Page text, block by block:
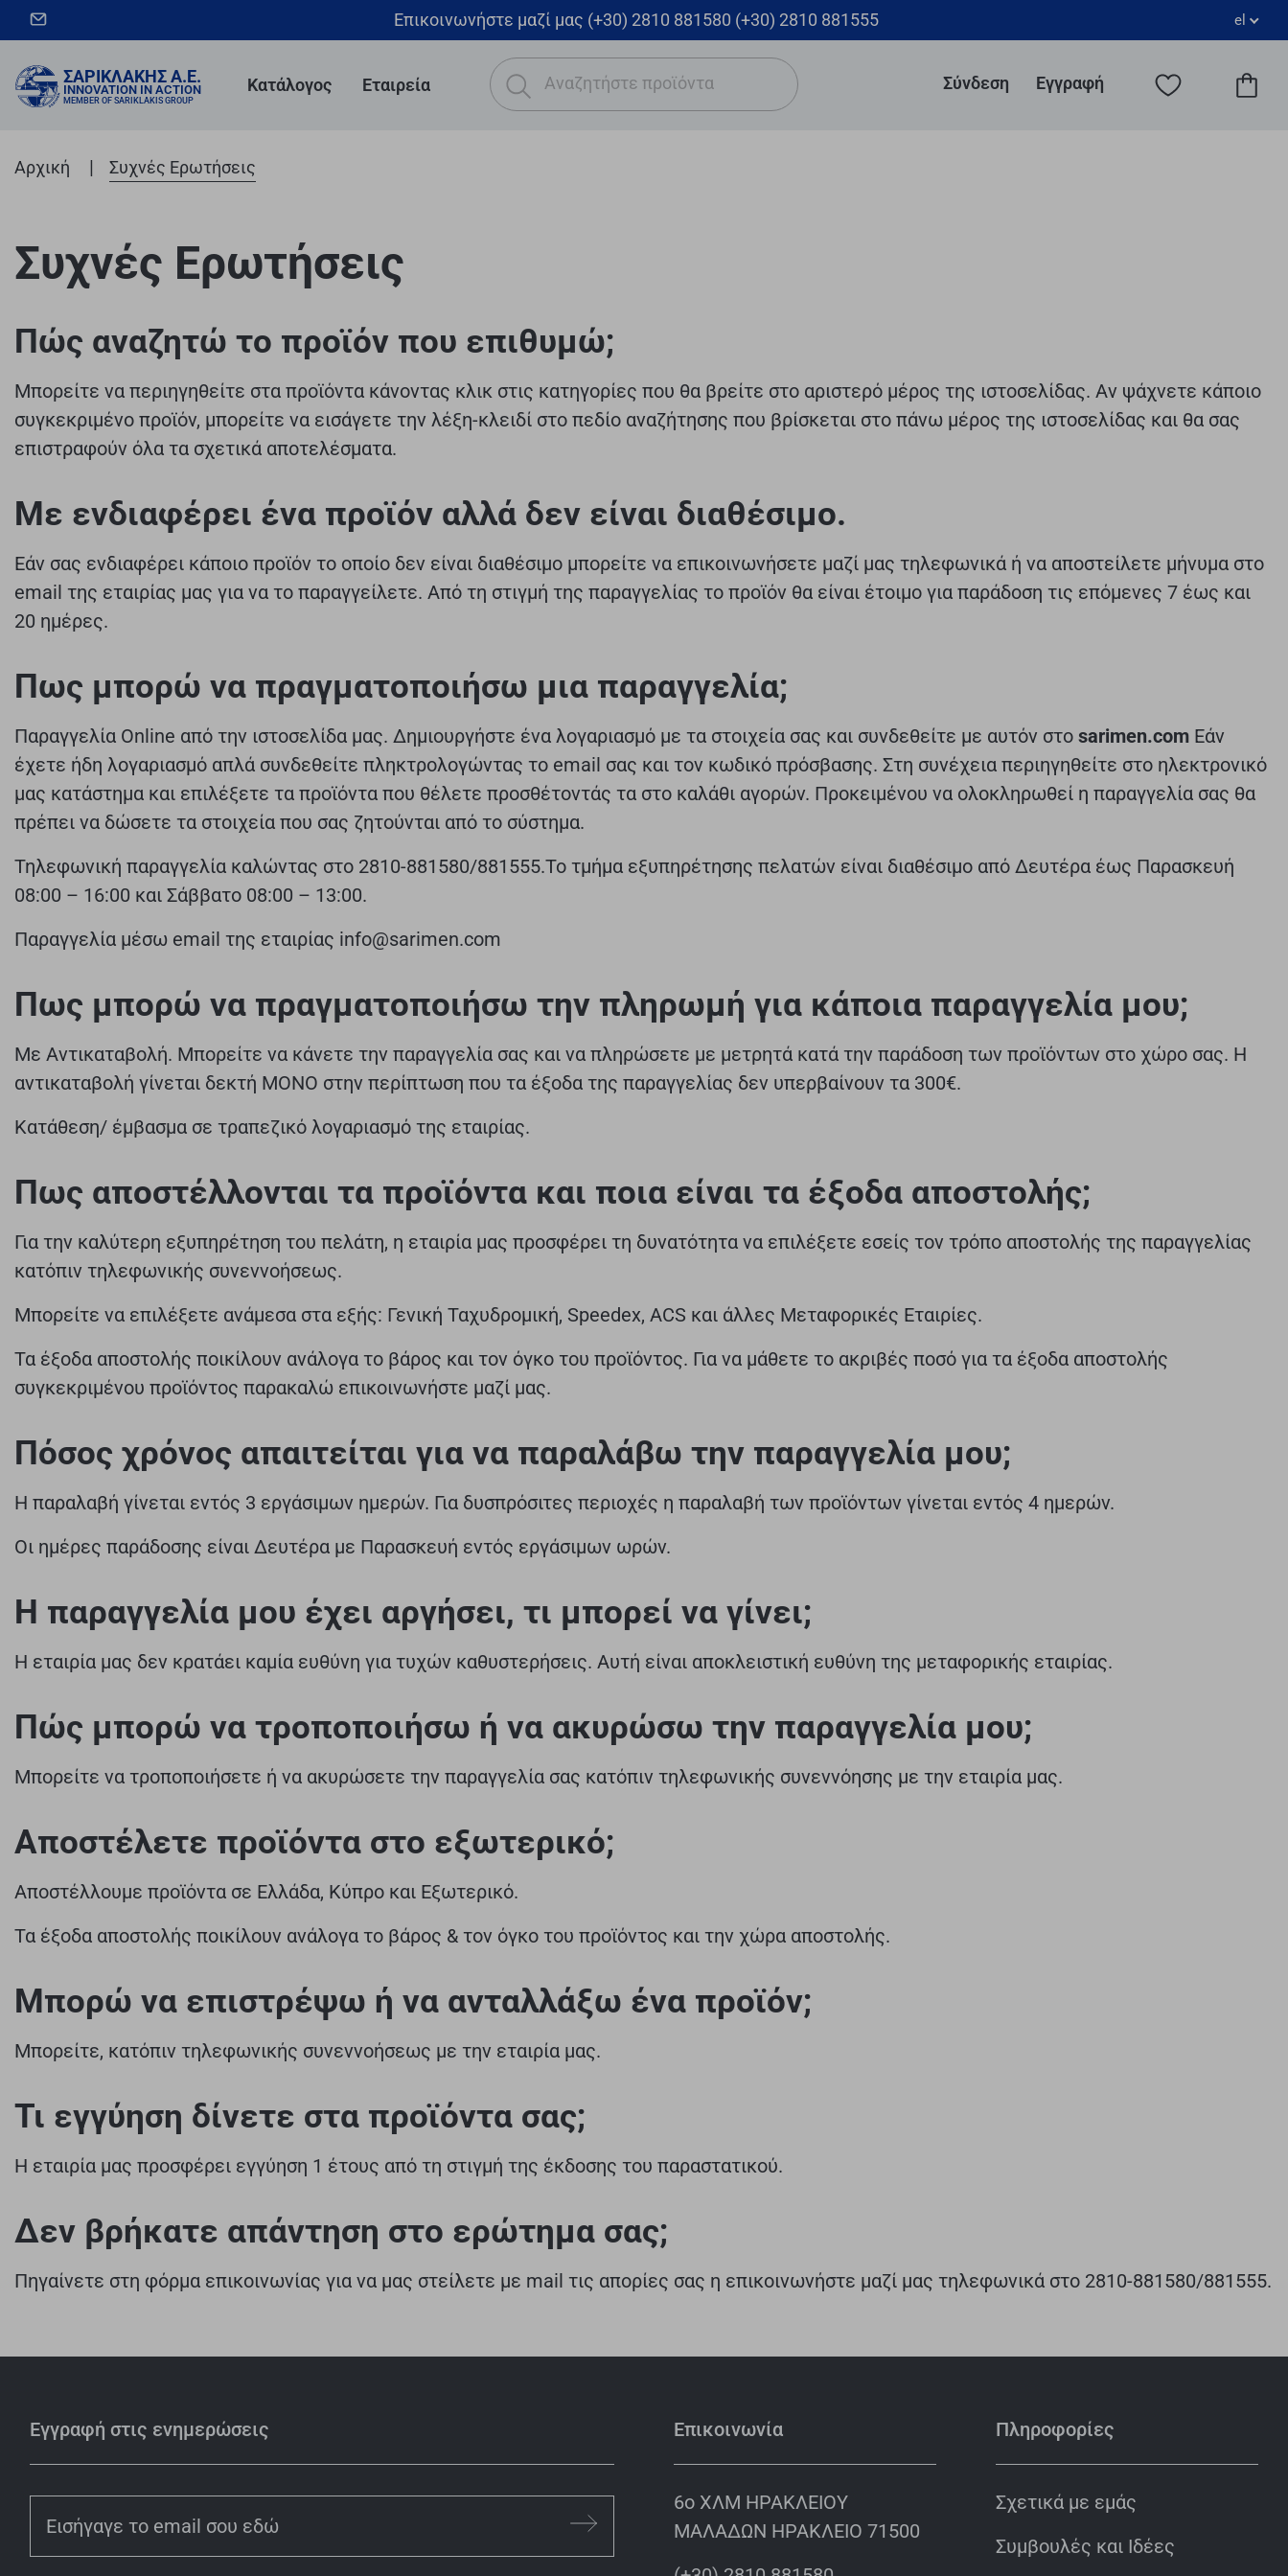
Επικοινωνήστε μαζί μας (+30) 2810 881580 (+30) 2810 881555 el
ΣΑΡΙΚΛΆΚΗΣ Α.Ε.
INNOVATION IN ACTION
MEMBER OF SARIKLAKIS GROUP
Κατάλογος Εταιρεία Αναζητήστε προϊόντα Σύνδεση Εγγραφή
Αρχική | Συχνές Ερωτήσεις
Συχνές Ερωτήσεις
Πώς αναζητώ το προϊόν που επιθυμώ;
Μπορείτε να περιηγηθείτε στα προϊόντα κάνοντας κλικ στις κατηγορίες που θα βρείτε στο αριστερό μέρος της ιστοσελίδας. Αν ψάχνετε κάποιο
συγκεκριμένο προϊόν, μπορείτε να εισάγετε την λέξη-κλειδί στο πεδίο αναζήτησης που βρίσκεται στο πάνω μέρος της ιστοσελίδας και θα σας
επιστραφούν όλα τα σχετικά αποτελέσματα.
Με ενδιαφέρει ένα προϊόν αλλά δεν είναι διαθέσιμο.
Εάν σας ενδιαφέρει κάποιο προϊόν το οποίο δεν είναι διαθέσιμο μπορείτε να επικοινωνήσετε μαζί μας τηλεφωνικά ή να αποστείλετε μήνυμα στο
email της εταιρίας μας για να το παραγγείλετε. Από τη στιγμή της παραγγελίας το προϊόν θα είναι έτοιμο για παράδοση τις επόμενες 7 έως και
20 ημέρες.
Πως μπορώ να πραγματοποιήσω μια παραγγελία;
Παραγγελία Online από την ιστοσελίδα μας. Δημιουργήστε ένα λογαριασμό με τα στοιχεία σας και συνδεθείτε με αυτόν στο sarimen.com Εάν
έχετε ήδη λογαριασμό απλά συνδεθείτε πληκτρολογώντας το email σας και τον κωδικό πρόσβασης. Στη συνέχεια περιηγηθείτε στο ηλεκτρονικό
μας κατάστημα και επιλέξετε τα προϊόντα που θέλετε προσθέτοντάς τα στο καλάθι αγορών. Προκειμένου να ολοκληρωθεί η παραγγελία σας θα
πρέπει να δώσετε τα στοιχεία που σας ζητούνται από το σύστημα.
Τηλεφωνική παραγγελία καλώντας στο 2810-881580/881555.Το τμήμα εξυπηρέτησης πελατών είναι διαθέσιμο από Δευτέρα έως Παρασκευή
08:00 – 16:00 και Σάββατο 08:00 – 13:00.
Παραγγελία μέσω email της εταιρίας info@sarimen.com
Πως μπορώ να πραγματοποιήσω την πληρωμή για κάποια παραγγελία μου;
Με Αντικαταβολή. Μπορείτε να κάνετε την παραγγελία σας και να πληρώσετε με μετρητά κατά την παράδοση των προϊόντων στο χώρο σας. Η
αντικαταβολή γίνεται δεκτή ΜΟΝΟ στην περίπτωση που τα έξοδα της παραγγελίας δεν υπερβαίνουν τα 300€.
Κατάθεση/ έμβασμα σε τραπεζικό λογαριασμό της εταιρίας.
Πως αποστέλλονται τα προϊόντα και ποια είναι τα έξοδα αποστολής;
Για την καλύτερη εξυπηρέτηση του πελάτη, η εταιρία μας προσφέρει τη δυνατότητα να επιλέξετε εσείς τον τρόπο αποστολής της παραγγελίας
κατόπιν τηλεφωνικής συνεννοήσεως.
Μπορείτε να επιλέξετε ανάμεσα στα εξής: Γενική Ταχυδρομική, Speedex, ACS και άλλες Μεταφορικές Εταιρίες.
Τα έξοδα αποστολής ποικίλουν ανάλογα το βάρος και τον όγκο του προϊόντος. Για να μάθετε το ακριβές ποσό για τα έξοδα αποστολής
συγκεκριμένου προϊόντος παρακαλώ επικοινωνήστε μαζί μας.
Πόσος χρόνος απαιτείται για να παραλάβω την παραγγελία μου;
Η παραλαβή γίνεται εντός 3 εργάσιμων ημερών. Για δυσπρόσιτες περιοχές η παραλαβή των προϊόντων γίνεται εντός 4 ημερών.
Οι ημέρες παράδοσης είναι Δευτέρα με Παρασκευή εντός εργάσιμων ωρών.
Η παραγγελία μου έχει αργήσει, τι μπορεί να γίνει;
Η εταιρία μας δεν κρατάει καμία ευθύνη για τυχών καθυστερήσεις. Αυτή είναι αποκλειστική ευθύνη της μεταφορικής εταιρίας.
Πώς μπορώ να τροποποιήσω ή να ακυρώσω την παραγγελία μου;
Μπορείτε να τροποποιήσετε ή να ακυρώσετε την παραγγελία σας κατόπιν τηλεφωνικής συνεννόησης με την εταιρία μας.
Αποστέλετε προϊόντα στο εξωτερικό;
Αποστέλλουμε προϊόντα σε Ελλάδα, Κύπρο και Εξωτερικό.
Τα έξοδα αποστολής ποικίλουν ανάλογα το βάρος & τον όγκο του προϊόντος και την χώρα αποστολής.
Μπορώ να επιστρέψω ή να ανταλλάξω ένα προϊόν;
Μπορείτε, κατόπιν τηλεφωνικής συνεννοήσεως με την εταιρία μας.
Τι εγγύηση δίνετε στα προϊόντα σας;
Η εταιρία μας προσφέρει εγγύηση 1 έτους από τη στιγμή της έκδοσης του παραστατικού.
Δεν βρήκατε απάντηση στο ερώτημα σας;
Πηγαίνετε στη φόρμα επικοινωνίας για να μας στείλετε με mail τις απορίες σας η επικοινωνήστε μαζί μας τηλεφωνικά στο 2810-881580/881555.
Εγγραφή στις ενημερώσεις Επικοινωνία
6o ΧΛΜ ΗΡΑΚΛΕΙΟΥ
ΜΑΛΑΔΩΝ ΗΡΑΚΛΕΙΟ 71500
Πληροφορίες
Σχετικά με εμάς
Συμβουλές και Ιδέες